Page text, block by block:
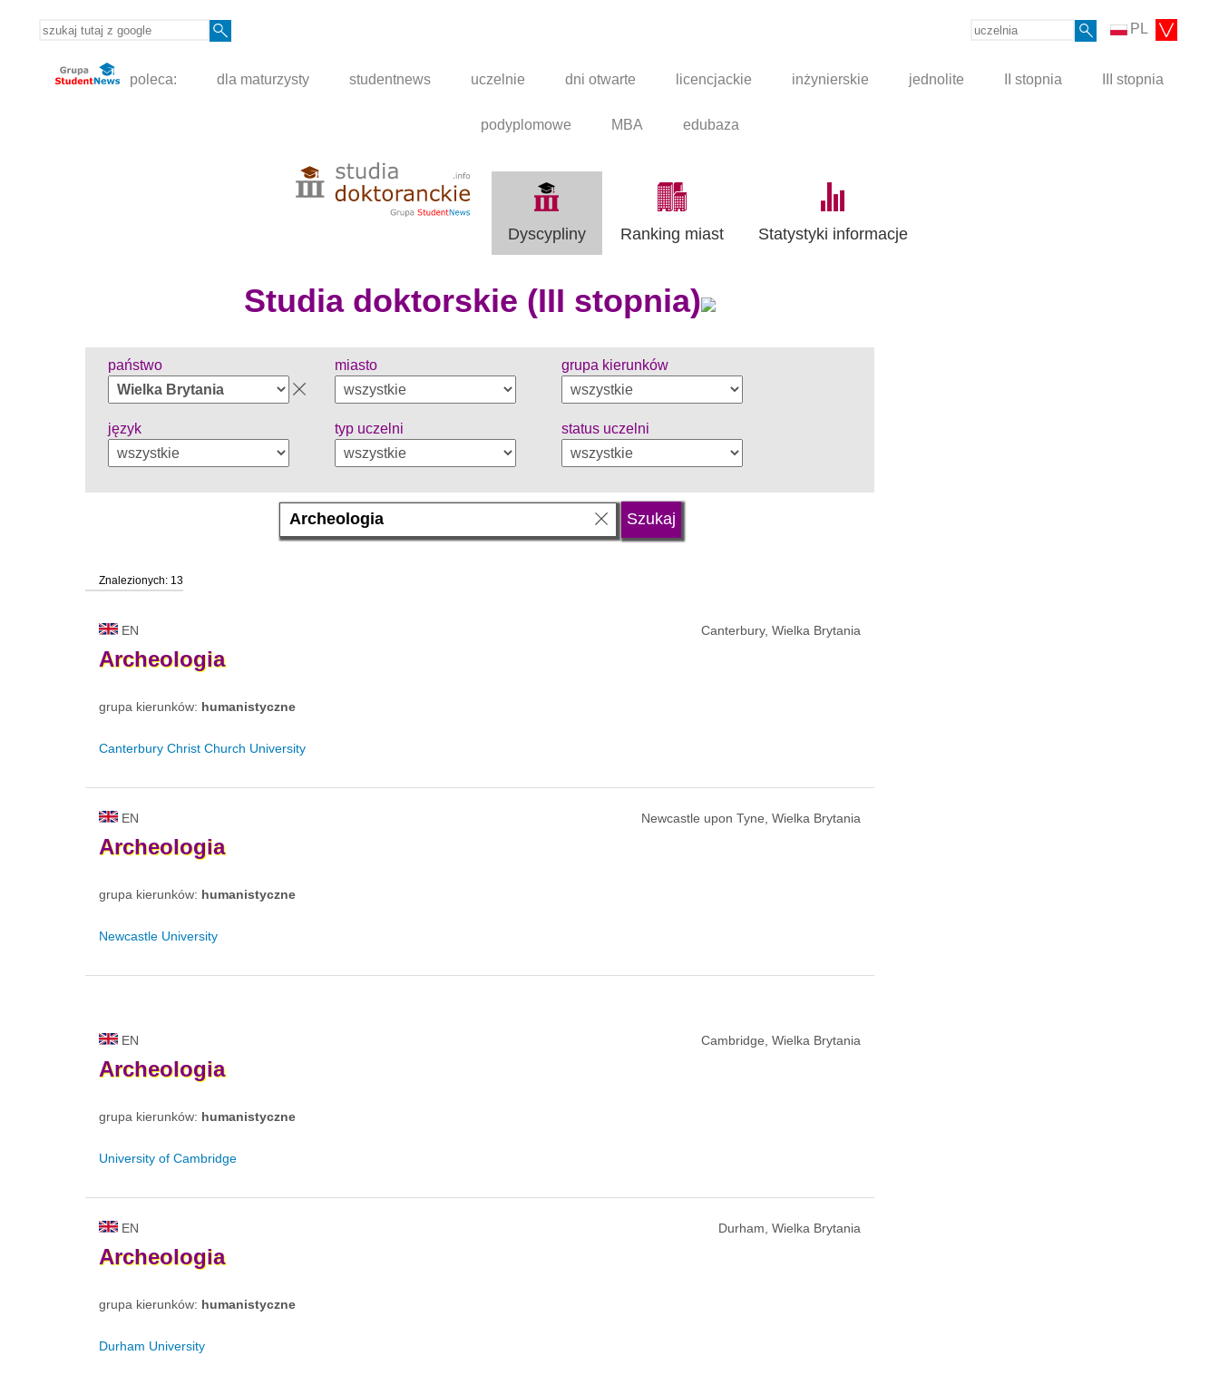
PL
poleca: dla maturzysty studentnews uczelnie dni otwarte licencjackie inżynierskie jednolite II stopnia III stopnia
podyplomowe MBA edubaza
Dyscypliny Ranking miast Statystyki informacje
Studia doktorskie (III stopnia)
państwo miasto grupa kierunków
język typ uczelni status uczelni
Znalezionych: 13
EN Canterbury, Wielka Brytania
Archeologia
grupa kierunków: humanistyczne
Canterbury Christ Church University
EN Newcastle upon Tyne, Wielka Brytania
Archeologia
grupa kierunków: humanistyczne
Newcastle University
EN Cambridge, Wielka Brytania
Archeologia
grupa kierunków: humanistyczne
University of Cambridge
EN Durham, Wielka Brytania
Archeologia
grupa kierunków: humanistyczne
Durham University